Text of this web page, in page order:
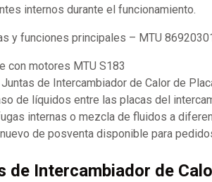
internos durante el funcionamiento.
y funciones principales – MTU
con motores MTU S183
de Intercambiador de Calor de
de líquidos entre las placas del
internas o mezcla de fluidos a
de posventa disponible para
de Intercambiador de